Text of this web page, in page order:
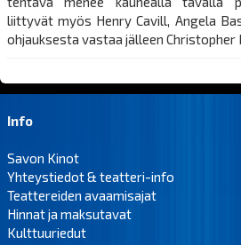
liittyvät myös Henry Cavill, Angela
ohjauksesta vastaa jälleen Christopher
Info
Savon Kinot
Yhteystiedot & teatteri-info
Teattereiden avaamisajat
Hinnat ja maksutavat
Kulttuuriedut